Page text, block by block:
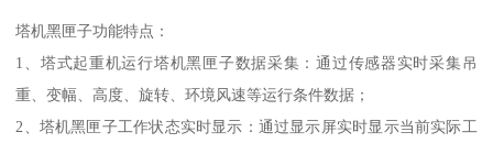
塔机黑匣子功能特点：
1、塔式起重机运行塔机黑匣子数据采集：通过传感器实时采集吊
重、变幅、高度、旋转、环境风速等运行条件数据；
2、塔机黑匣子工作状态实时显示：通过显示屏实时显示当前实际工